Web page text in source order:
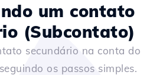
um contato
(Subcontato)
secundário na conta do
os passos simples.